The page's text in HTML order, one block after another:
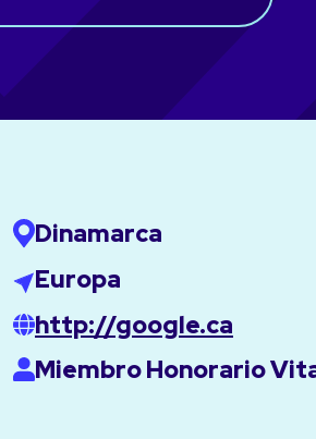
Dinamarca
Europa
http://google.ca
Miembro Honorario